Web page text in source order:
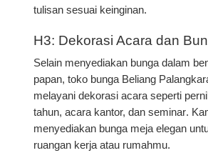
tulisan sesuai keinginan.
H3: Dekorasi Acara dan
Selain menyediakan bunga dalam
papan,toko bunga Beliang
melayani dekorasi acara seperti
tahun, acara kantor, dan seminar.
menyediakan bunga meja elegan
ruangan kerja atau rumahmu.